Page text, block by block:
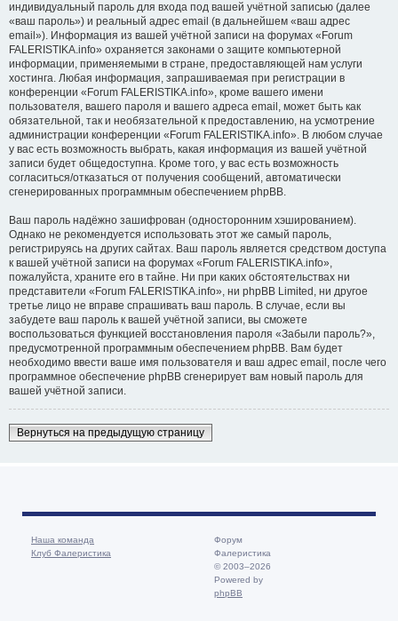
индивидуальный пароль для входа под вашей учётной записью (далее
«ваш пароль») и реальный адрес email (в дальнейшем «ваш адрес
email»). Информация из вашей учётной записи на форумах «Forum
FALERISTIKA.info» охраняется законами о защите компьютерной
информации, применяемыми в стране, предоставляющей нам услуги
хостинга. Любая информация, запрашиваемая при регистрации в
конференции «Forum FALERISTIKA.info», кроме вашего имени
пользователя, вашего пароля и вашего адреса email, может быть как
обязательной, так и необязательной к предоставлению, на усмотрение
администрации конференции «Forum FALERISTIKA.info». В любом случае
у вас есть возможность выбрать, какая информация из вашей учётной
записи будет общедоступна. Кроме того, у вас есть возможность
согласиться/отказаться от получения сообщений, автоматически
сгенерированных программным обеспечением phpBB.
Ваш пароль надёжно зашифрован (односторонним хэшированием).
Однако не рекомендуется использовать этот же самый пароль,
регистрируясь на других сайтах. Ваш пароль является средством доступа
к вашей учётной записи на форумах «Forum FALERISTIKA.info»,
пожалуйста, храните его в тайне. Ни при каких обстоятельствах ни
представители «Forum FALERISTIKA.info», ни phpBB Limited, ни другое
третье лицо не вправе спрашивать ваш пароль. В случае, если вы
забудете ваш пароль к вашей учётной записи, вы сможете
воспользоваться функцией восстановления пароля «Забыли пароль?»,
предусмотренной программным обеспечением phpBB. Вам будет
необходимо ввести ваше имя пользователя и ваш адрес email, после чего
программное обеспечение phpBB сгенерирует вам новый пароль для
вашей учётной записи.
Вернуться на предыдущую страницу
Наша команда
Клуб Фалеристика
Форум
Фалеристика
© 2003–2026
Powered by
phpBB